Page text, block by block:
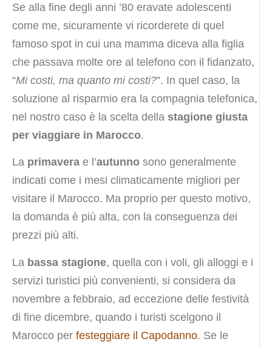
Se alla fine degli anni ’80 eravate adolescenti
come me, sicuramente vi ricorderete di quel
famoso spot in cui una mamma diceva alla figlia
che passava molte ore al telefono con il fidanzato,
“Mi costi, ma quanto mi costi?”. In quel caso, la
soluzione al risparmio era la compagnia telefonica,
nel nostro caso è la scelta della stagione giusta
per viaggiare in Marocco.
La primavera e l’autunno sono generalmente
indicati come i mesi climaticamente migliori per
visitare il Marocco. Ma proprio per questo motivo,
la domanda è più alta, con la conseguenza dei
prezzi più alti.
La bassa stagione, quella con i voli, gli alloggi e i
servizi turistici più convenienti, si considera da
novembre a febbraio, ad eccezione delle festività
di fine dicembre, quando i turisti scelgono il
Marocco per festeggiare il Capodanno. Se le